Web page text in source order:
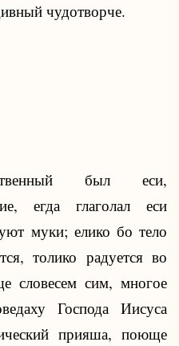
чудотворче.
был еси,
егда глаголал еси
муки; елико бо тело
толико радуется во
сим, многое
Господа Иисуса
прияша, поюще